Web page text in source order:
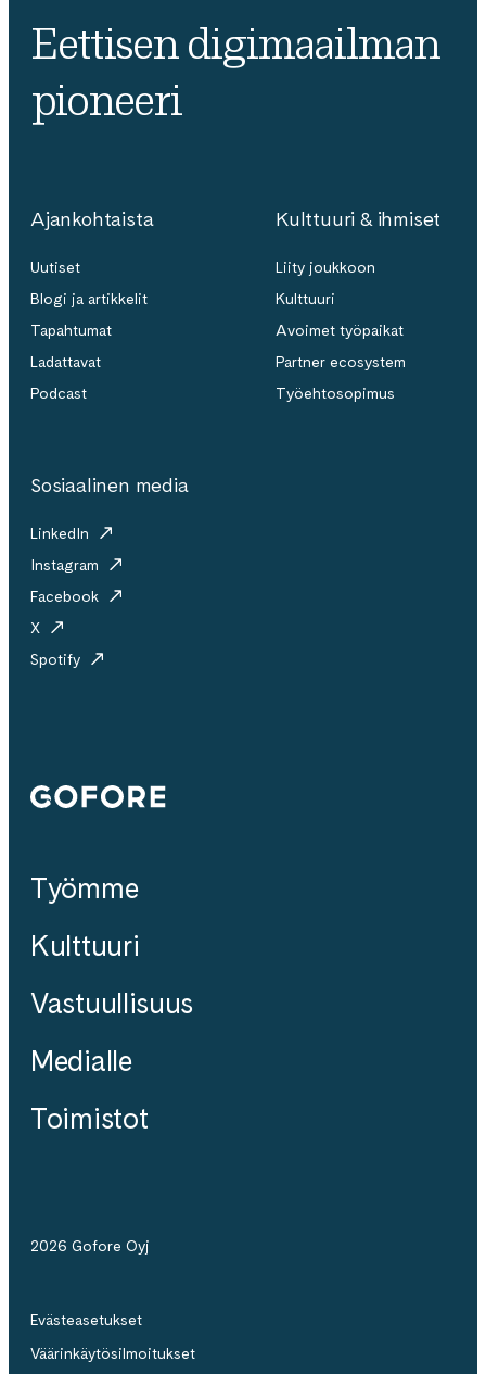
Eettisen digimaailman
pioneeri
Ajankohtaista
Uutiset
Blogi ja artikkelit
Tapahtumat
Ladattavat
Podcast
Kulttuuri & ihmiset
Liity joukkoon
Kulttuuri
Avoimet työpaikat
Partner ecosystem
Työehtosopimus
Sosiaalinen media
LinkedIn
Instagram
Facebook
X
Spotify
Gofore
Työmme
Kulttuuri
Vastuullisuus
Medialle
Toimistot
2026 Gofore Oyj
Evästeasetukset
Väärinkäytösilmoitukset